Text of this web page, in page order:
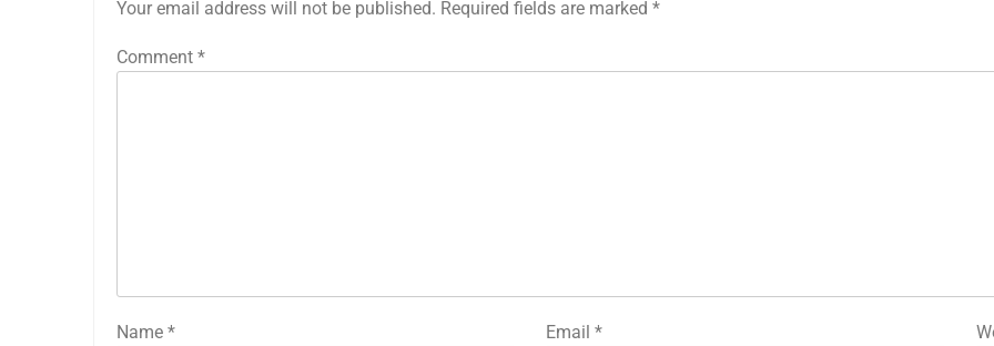
Your email address will not be published. Required fields are marked *
Comment *
Name * Email*